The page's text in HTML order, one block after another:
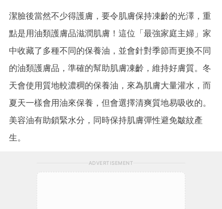
潔臉後當然不少得護膚，要令肌膚保持凍齡的光澤，重
點是用油類護膚品滋潤肌膚！這位「最強家庭主婦」家
中收藏了多種不同的保養油，並會針對季節而更換不同
的油類護膚品，準確的幫助肌膚凍齡，維持好膚質。冬
天會使用質地較濃稠的保養油，來為肌膚大量灌水，而
夏天一樣會用油來保養，但會選擇清爽質地易吸收的。
美容油有助鎖緊水分，同時保持肌膚彈性避免皺紋產
生。
ADVERTISEMENT